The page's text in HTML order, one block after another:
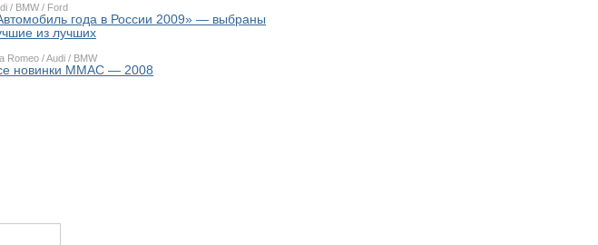
/ BMW / Ford
года в России 2009» — выбраны
из лучших
Romeo /Audi / BMW
новинки ММАС — 2008